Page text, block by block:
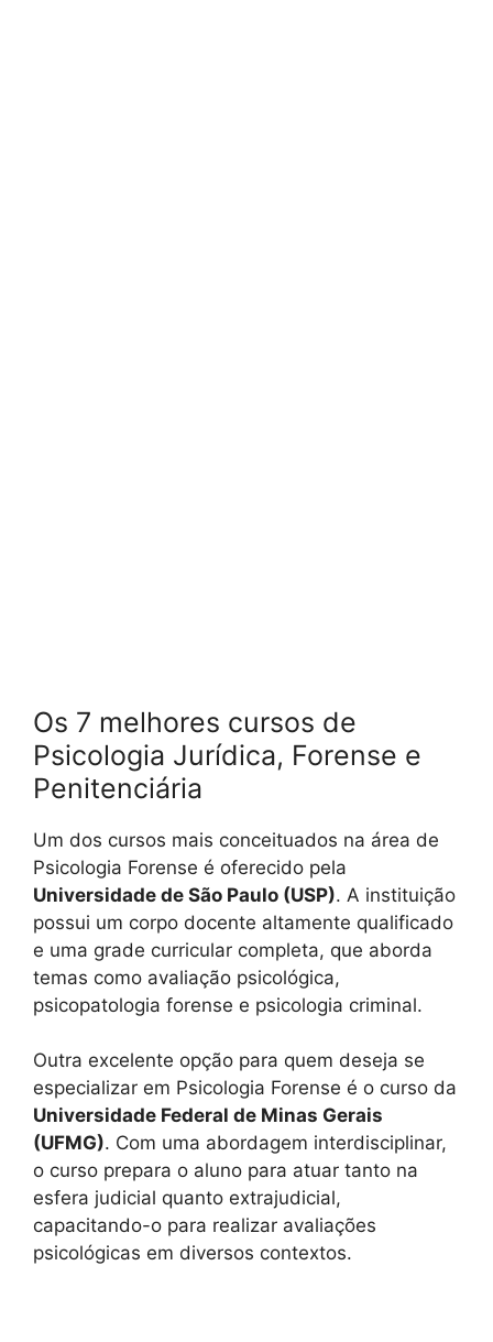
Os 7 melhores cursos de
Psicologia Jurídica, Forense e
Penitenciária
Um dos cursos mais conceituados na área de
Psicologia Forense é oferecido pela
Universidade de São Paulo (USP). A instituição
possui um corpo docente altamente qualificado
e uma grade curricular completa, que aborda
temas como avaliação psicológica,
psicopatologia forense e psicologia criminal.
Outra excelente opção para quem deseja se
especializar em Psicologia Forense é o curso da
Universidade Federal de Minas Gerais
(UFMG). Com uma abordagem interdisciplinar,
o curso prepara o aluno para atuar tanto na
esfera judicial quanto extrajudicial,
capacitando-o para realizar avaliações
psicológicas em diversos contextos.